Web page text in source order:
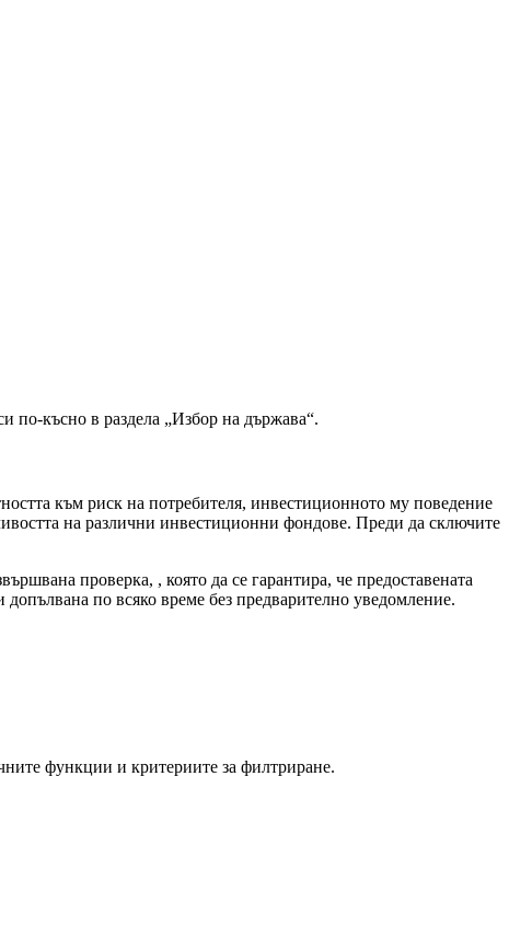
по-късно в раздела „Избор на държава“.
към риск на потребителя, инвестиционното му поведение
на различни инвестиционни фондове. Преди да сключите
проверка, , която да се гарантира, че предоставената
по всяко време без предварително уведомление.
функции и критериите за филтриране.